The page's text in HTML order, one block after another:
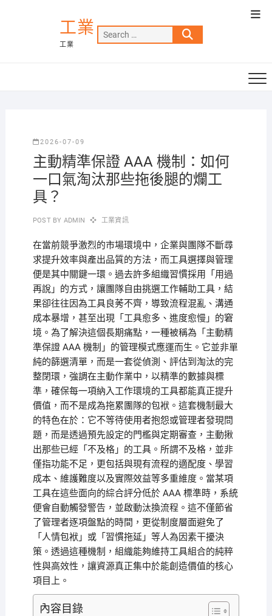
工業
工業
Search
…
2026-07-09
主動精準保證 AAA 機制：如何
一口氣淘汰那些拖後腿的爛工
具？
POST BY ADMIN 工業資訊
在當前競爭激烈的市場環境中，企業與團隊不斷尋
求提升效率與產出品質的方法，而工具選擇與管理
便是其中關鍵一環。過去許多組織習慣採用「用過
再說」的方式，讓團隊自由挑選工作輔助工具，結
果卻往往因為工具良莠不齊，導致流程混亂、溝通
成本暴增，甚至出現「工具愈多、進度愈慢」的窘
境。為了解決這個長期痛點，一種被稱為「主動精
準保證 AAA 機制」的管理模式應運而生。它並非單
純的篩選清單，而是一套從偵測、評估到淘汰的完
整閉環，強調在主動作業中，以精準的數據與標
準，確保每一項納入工作環境的工具都能真正提升
價值，而不是成為拖累團隊的包袱。這套機制最大
的特色在於：它不等待使用者抱怨或管理者發現問
題，而是透過預先設定的門檻與定期審查，主動揪
出那些已經「不及格」的工具。所謂不及格，並非
僅指功能不足，更包括與現有流程的適配度、學習
成本、維護難度以及實際效益等多重維度。當某項
工具在這些面向的綜合評分低於 AAA 標準時，系統
便會自動觸發警告，並啟動汰換流程。這不僅節省
了管理者逐項盤點的時間，更從制度層面避免了
「人情包袱」或「習慣拖延」等人為因素干擾決
策。透過這種機制，組織能夠維持工具組合的純粹
性與高效性，讓資源真正集中於能創造價值的核心
項目上。
內容目錄